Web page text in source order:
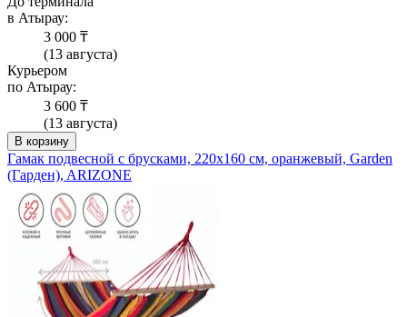
в Атырау:
3 000 ₸
(13 августа)
Курьером
по Атырау:
3 600 ₸
(13 августа)
В корзину
Гамак подвесной с брусками, 220х160 см, оранжевый, Garden
(Гарден), ARIZONE